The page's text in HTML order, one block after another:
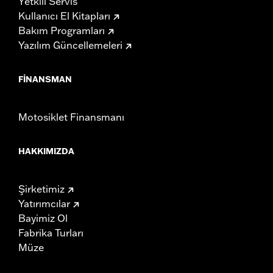
Kullanıcı El Kitapları
Bakım Programları
Yazılım Güncellemeleri
FINANSMAN
Motosiklet Finansmanı
HAKKIMIZDA
Şirketimiz
Yatırımcılar
Bayimiz Ol
Fabrika Turları
Müze